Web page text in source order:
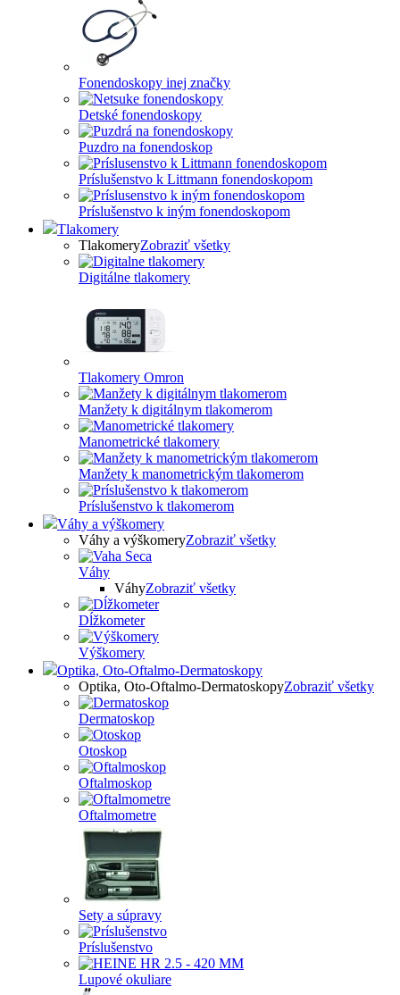
Fonendoskopy inej značky
Detské fonendoskopy
Puzdro na fonendoskop
Príslušenstvo k Littmann fonendoskopom
Príslušenstvo k iným fonendoskopom
Tlakomery
TlakomeryZobraziť všetky
Digitálne tlakomery
Tlakomery Omron
Manžety k digitálnym tlakomerom
Manometrické tlakomery
Manžety k manometrickým tlakomerom
Príslušenstvo k tlakomerom
Váhy a výškomery
Váhy a výškomeryZobraziť všetky
Váhy
VáhyZobraziť všetky
Dĺžkometer
Výškomery
Optika, Oto-Oftalmo-Dermatoskopy
Optika, Oto-Oftalmo-DermatoskopyZobraziť všetky
Dermatoskop
Otoskop
Oftalmoskop
Oftalmometre
Sety a súpravy
Príslušenstvo
Lupové okuliare